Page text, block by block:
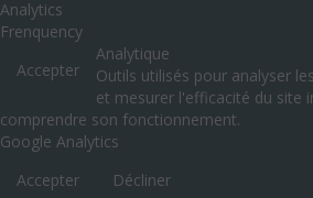
Analytics
Frenquency
Accepter
Analytique
Outils utilisés pour analyser
et mesurer l'efficacité du site
comprendre son fonctionnement.
Google Analytics
Accepter
Décliner